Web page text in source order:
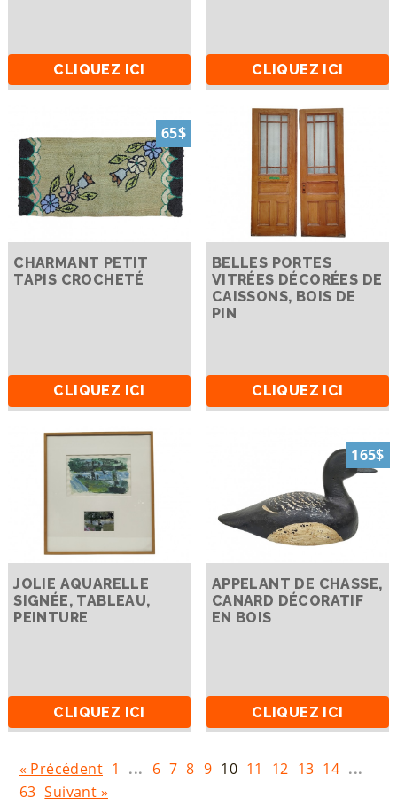
CLIQUEZ ICI CLIQUEZ ICI
65$
CHARMANT PETIT
TAPIS CROCHETÉ
CLIQUEZ ICI
BELLES PORTES
VITRÉES DÉCORÉES DE
CAISSONS, BOIS DE
PIN
CLIQUEZ ICI
JOLIE AQUARELLE
SIGNÉE, TABLEAU,
PEINTURE
CLIQUEZ ICI
165$
APPELANT DE CHASSE,
CANARD DÉCORATIF
EN BOIS
CLIQUEZ ICI
« Précédent 1 ... 6 7 8 9 10 11 12 13 14 ...
63 Suivant »